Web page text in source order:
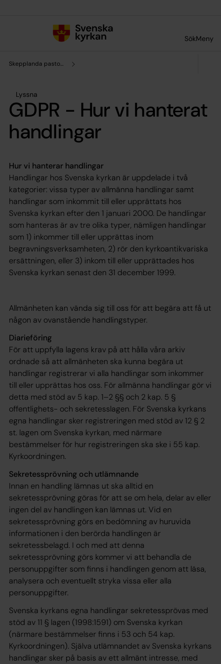
SökMeny
Skepplanda pastorat
Lyssna
GDPR - Hur vi hanterat
handlingar
Hur vi hanterar handlingar
Handlingar hos Svenska kyrkan är uppdelade i två
kategorier: vissa typer av allmänna handlingar samt
handlingar som inkommit till eller upprättats hos
Svenska kyrkan efter den 1 januari 2000. De handlingar
som hanteras är av tre olika typer, nämligen handlingar
som 1) inkommer till eller upprättas inom
begravningsverksamheten, 2) rör den kyrkoantikvariska
ersättningen, eller 3) inkom till eller upprättades hos
Svenska kyrkan senast den 31 december 1999.
Allmänheten kan vända sig till oss för att begära att få ut
någon av ovanstående handlingstyper.
Diarieföring
För att uppfylla lagens krav på att hålla våra arkiv
ordnade så att allmänheten ska kunna begära ut
handlingar registrerar vi alla handlingar som inkommer
till eller upprättas hos oss. För allmänna handlingar gör vi
detta med stöd av 5 kap. 1–2 §§ och 2 kap. 5 §
offentlighets- och sekretesslagen. För Svenska kyrkans
egna handlingar sker registreringen med stöd av 12 § 2
st. lagen om Svenska kyrkan, med närmare
bestämmelser för hur registreringen ska ske i 55 kap.
Kyrkoordningen.
Sekretessprövning och utlämnande
Innan en handling lämnas ut ska alltid en
sekretessprövning göras för att se om hela, delar av eller
ingen del av handlingen kan lämnas ut. Vid en
sekretessprövning görs en bedömning av huruvida
informationen i den berörda handlingen är
sekretessbelagd. I och med att denna
sekretessprövning görs kommer vi att behandla de
personuppgifter som finns i handlingen genom att läsa,
analysera och eventuellt stryka vissa eller alla
personuppgifter.
Svenska kyrkans egna handlingar sekretessprövas med
stöd av 11 § lagen (1998:1591) om Svenska kyrkan
(närmare bestämmelser finns i 53 och 54 kap.
Kyrkoordningen). Själva utlämnandet av Svenska kyrkans
handlingar sker på basis av ett allmänt intresse, med